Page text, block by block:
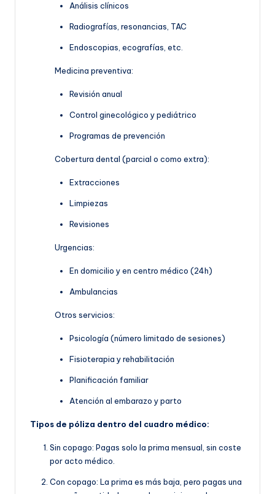
Análisis clínicos
Radiografías, resonancias, TAC
Endoscopias, ecografías, etc.
Medicina preventiva:
Revisión anual
Control ginecológico y pediátrico
Programas de prevención
Cobertura dental (parcial o como extra):
Extracciones
Limpiezas
Revisiones
Urgencias:
En domicilio y en centro médico (24h)
Ambulancias
Otros servicios:
Psicología (número limitado de sesiones)
Fisioterapia y rehabilitación
Planificación familiar
Atención al embarazo y parto
Tipos de póliza dentro del cuadro médico:
Sin copago: Pagas solo la prima mensual, sin coste
por acto médico.
Con copago: La prima es más baja, pero pagas una